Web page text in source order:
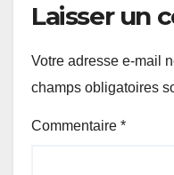
Laisser un
Votre adresse e-mail
champs obligatoires
Commentaire *